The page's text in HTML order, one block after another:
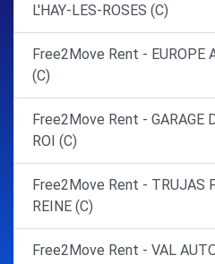
L'HAY-LES-ROSES (C)
Free2Move Rent - EUROPE
(C)
Free2Move Rent - GARAGE
ROI (C)
Free2Move Rent - TRUJAS
REINE (C)
Free2Move Rent - VAL